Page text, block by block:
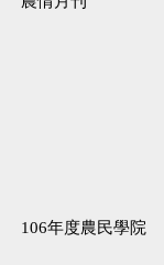
106年度農民學院